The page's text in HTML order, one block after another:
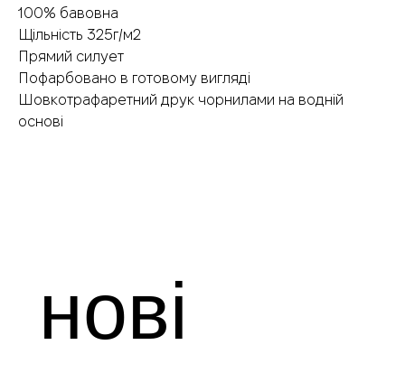
100% бавовна
Щільність 325г/м2
Прямий силует
Пофарбовано в готовому вигляді
Шовкотрафаретний друк чорнилами на водній
основі
нові